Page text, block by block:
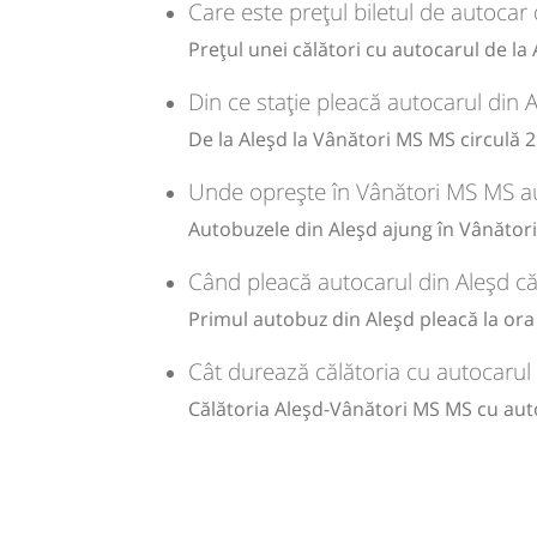
Sursa: Trans Olteanu Tour SRL| Ultima actualizare:06/2026
180lei
Sursa: Trans Olteanu Tour SRL| Ultima actualizare:06/2026
Care este prețul biletul de autocar
Prețul unei călători cu autocarul de la
Din ce stație pleacă autocarul din
De la Aleșd la Vânători MS MS
Unde oprește în Vânători MS MS
Autobuzele din Aleșd ajung în
Când pleacă autocarul din Aleșd
Primul autobuz din Aleșd pleacă la
Cât durează călătoria cu
Călătoria Aleșd-Vânători MS MS cu